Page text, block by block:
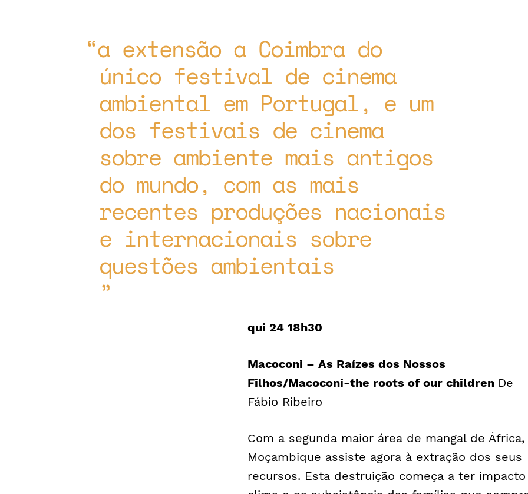
a extensão a Coimbra do
único festival de cinema
ambiental em Portugal, e um
dos festivais de cinema
sobre ambiente mais antigos
do mundo, com as mais
recentes produções nacionais
e internacionais sobre
questões ambientais
qui 24 18h30
Macoconi – As Raízes dos Nossos
Filhos/Macoconi-the roots of our children De
Fábio Ribeiro
Com a segunda maior área de mangal de África,
Moçambique assiste agora à extração dos seus
recursos. Esta destruição começa a ter impacto